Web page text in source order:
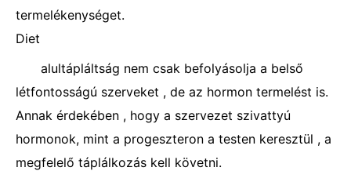
termelékenységet.
Diet
alultápláltság nem csak befolyásolja a belső
létfontosságú szerveket , de az hormon termelést is.
Annak érdekében , hogy a szervezet szivattyú
hormonok, mint a progeszteron a testen keresztül , a
megfelelő táplálkozás kell követni.